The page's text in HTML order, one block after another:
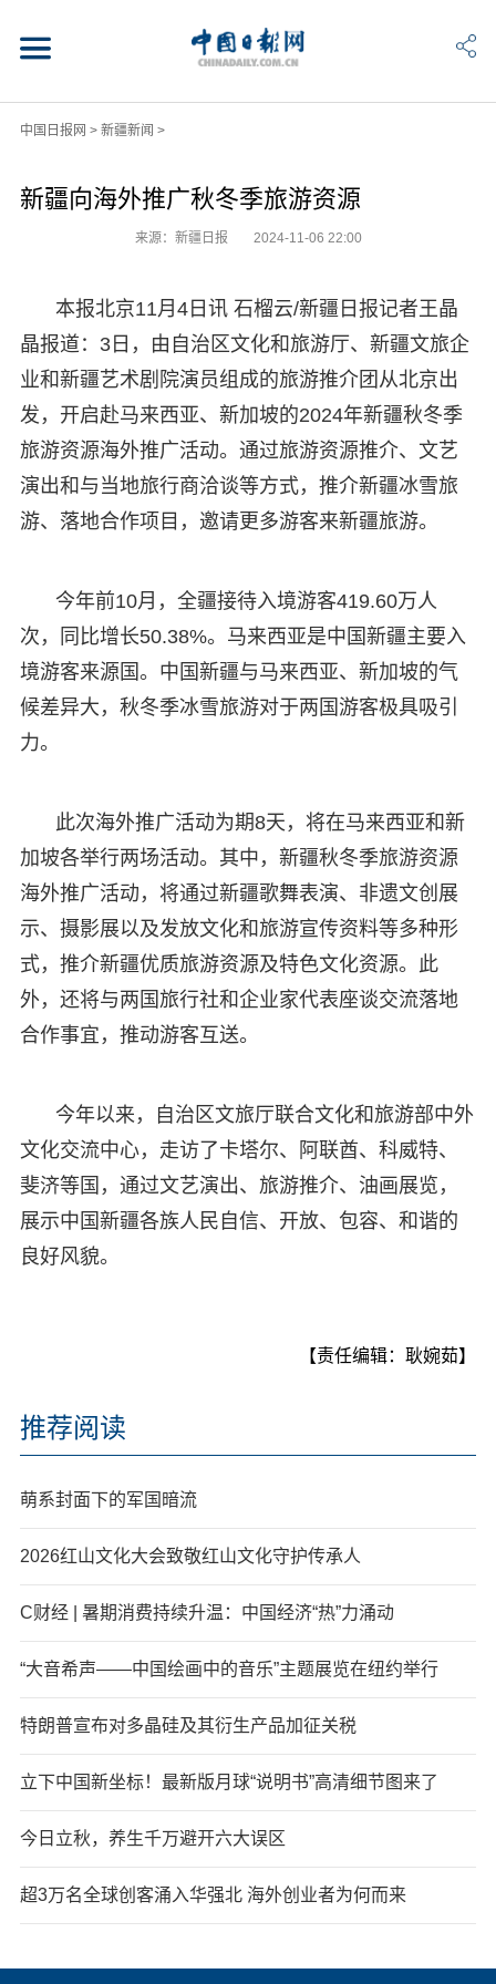
中国日报网 > 新疆新闻 >
新疆向海外推广秋冬季旅游资源
来源：新疆日报 2024-11-06 22:00
本报北京11月4日讯 石榴云/新疆日报记者王晶
晶报道：3日，由自治区文化和旅游厅、新疆文旅企
业和新疆艺术剧院演员组成的旅游推介团从北京出
发，开启赴马来西亚、新加坡的2024年新疆秋冬季
旅游资源海外推广活动。通过旅游资源推介、文艺
演出和与当地旅行商洽谈等方式，推介新疆冰雪旅
游、落地合作项目，邀请更多游客来新疆旅游。
今年前10月，全疆接待入境游客419.60万人
次，同比增长50.38%。马来西亚是中国新疆主要入
境游客来源国。中国新疆与马来西亚、新加坡的气
候差异大，秋冬季冰雪旅游对于两国游客极具吸引
力。
此次海外推广活动为期8天，将在马来西亚和新
加坡各举行两场活动。其中，新疆秋冬季旅游资源
海外推广活动，将通过新疆歌舞表演、非遗文创展
示、摄影展以及发放文化和旅游宣传资料等多种形
式，推介新疆优质旅游资源及特色文化资源。此
外，还将与两国旅行社和企业家代表座谈交流落地
合作事宜，推动游客互送。
今年以来，自治区文旅厅联合文化和旅游部中外
文化交流中心，走访了卡塔尔、阿联酋、科威特、
斐济等国，通过文艺演出、旅游推介、油画展览，
展示中国新疆各族人民自信、开放、包容、和谐的
良好风貌。
【责任编辑：耿婉茹】
推荐阅读
萌系封面下的军国暗流
2026红山文化大会致敬红山文化守护传承人
C财经 | 暑期消费持续升温：中国经济“热”力涌动
“大音希声——中国绘画中的音乐”主题展览在纽约举行
特朗普宣布对多晶硅及其衍生产品加征关税
立下中国新坐标！最新版月球“说明书”高清细节图来了
今日立秋，养生千万避开六大误区
超3万名全球创客涌入华强北 海外创业者为何而来